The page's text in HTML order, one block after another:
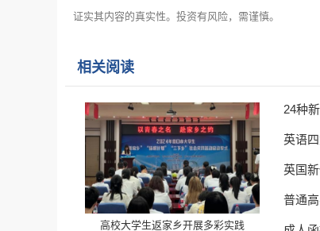
证实其内容的真实性。投资有风险，需谨慎。
相关阅读
高校大学生返家乡开展多彩实践
24种
英语
英国
普通